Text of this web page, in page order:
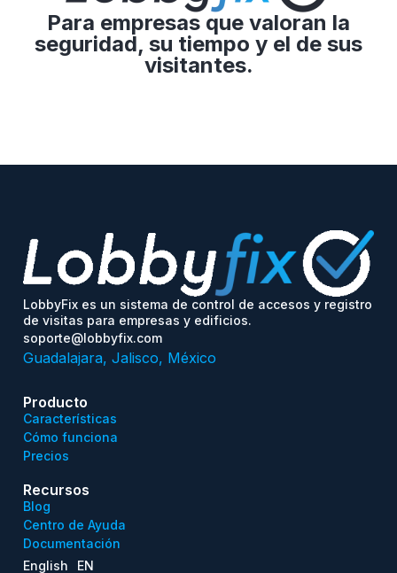
Para empresas que valoran la
seguridad, su tiempo y el de sus
visitantes.
LobbyFix es un sistema de control de accesos y registro
de visitas para empresas y edificios.
soporte@lobbyfix.com
Guadalajara, Jalisco, México
Producto
Características
Cómo funciona
Precios
Recursos
Blog
Centro de Ayuda
Documentación
English
EN